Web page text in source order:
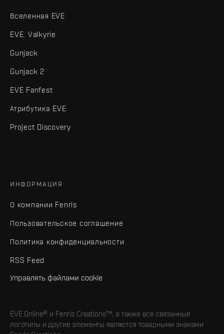
Вселенная EVE
EVE: Valkyrie
Gunjack
Gunjack 2
EVE Fanfest
Атрибутика EVE
Project Discovery
ИНФОРМАЦИЯ
О компании Fenris
Пользовательское соглашение
Политика конфиденциальности
RSS Feed
Управлять файлами cookie
EVE Online® и Fenris Creations™, а также все связанные
логотипы и другие элементы являются товарными знаками